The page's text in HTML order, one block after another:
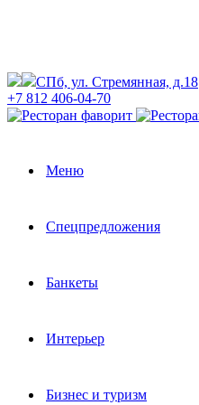
СПб, ул. Стремянная, д.18
+7 812 406-04-70
Меню
Спецпредложения
Банкеты
Интерьер
Бизнес и туризм